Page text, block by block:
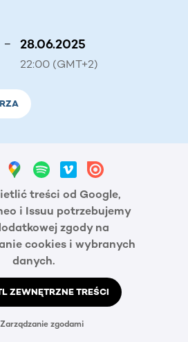
– 28.06.2025
22:00 (GMT+2)
treści od Google,
i Issuu potrzebujemy
zgody na
cookies i wybranych
danych.
ZEWNĘTRZNE TREŚCI
Zarządzanie zgodami